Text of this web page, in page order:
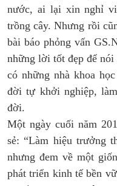
nước, ai lại xin nghỉ
trồng cây. Nhưng rồi
bài báo phỏng vấn
những lời tốt đẹp để
có những nhà khoa
đời tự khởi nghiệp,
đời.
Một ngày cuối năm
sẻ: “Làm hiệu trưởng
nhưng đem về một
phát triển kinh tế bền